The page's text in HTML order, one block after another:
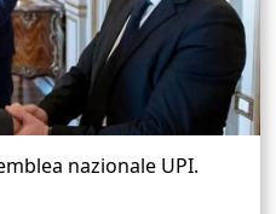
nazionale UPI.